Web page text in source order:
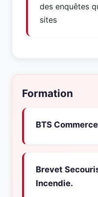
des enquêtes
sites
Formation
BTS
Brevet
Incendie.